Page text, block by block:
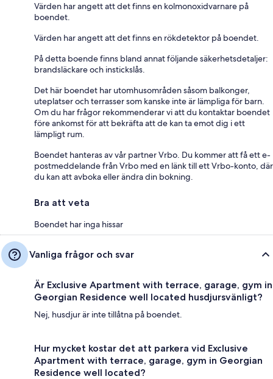
Värden har angett att det finns en kolmonoxidvarnare på
boendet.
Värden har angett att det finns en rökdetektor på boendet.
På detta boende finns bland annat följande säkerhetsdetaljer:
brandsläckare och instickslås.
Det här boendet har utomhusområden såsom balkonger,
uteplatser och terrasser som kanske inte är lämpliga för barn.
Om du har frågor rekommenderar vi att du kontaktar boendet
före ankomst för att bekräfta att de kan ta emot dig i ett
lämpligt rum.
Boendet hanteras av vår partner Vrbo. Du kommer att få ett e-
postmeddelande från Vrbo med en länk till ett Vrbo-konto, där
du kan att avboka eller ändra din bokning.
Bra att veta
Boendet har inga hissar
Vanliga frågor och svar
Är Exclusive Apartment with terrace, garage, gym in
Georgian Residence well located husdjursvänligt?
Nej, husdjur är inte tillåtna på boendet.
Hur mycket kostar det att parkera vid Exclusive
Apartment with terrace, garage, gym in Georgian
Residence well located?